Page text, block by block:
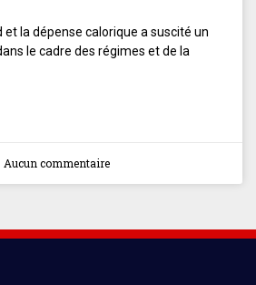
et la dépense calorique a suscité un
le cadre des régimes et de la
Aucun commentaire